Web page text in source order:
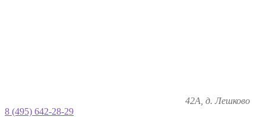
42А, д. Лешково
8 (495) 642-28-29